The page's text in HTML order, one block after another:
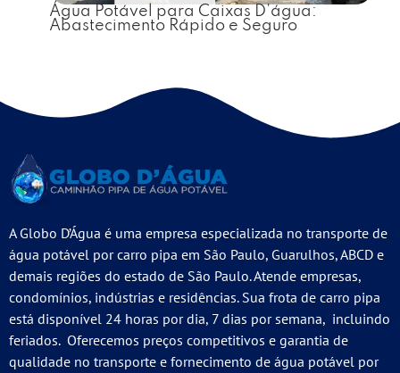
Água Potável para Caixas D’água:
Abastecimento Rápido e Seguro
A Globo D’Água é uma empresa especializada no transporte de
água potável por carro pipa em São Paulo, Guarulhos, ABCD e
demais regiões do estado de São Paulo. Atende empresas,
condomínios, indústrias e residências. Sua frota de carro pipa
está disponível 24 horas por dia, 7 dias por semana, incluindo
feriados. Oferecemos preços competitivos e garantia de
qualidade no transporte e fornecimento de água potável por